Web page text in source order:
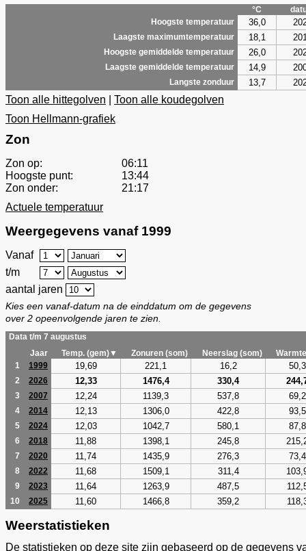
°C
Hoogste temperatuur
36,0
Laagste maximumtemperatuur 18,1
Hoogste gemiddelde temperatuur 26,0
Laagste gemiddelde temperatuur 14,9
Langste zonduur 13,7
Toon alle hittegolven
Toon alle koudegolven
Toon Hellmann-grafiek
Zon
Zon op:
06:11
Hoogste punt:
13:44
Zon onder:
21:17
Actuele temperatuur
Weergegevens vanaf 1999
Vanaf
t/m
aantal jaren
Kies een vanaf-datum na de einddatum om de gegevens
over 2 opeenvolgende jaren te zien.
Data t/m 7 augustus
Jaar
Temp. (gem)▼ Zonuren (som) Neerslag (som)
1
1999 19,69 221,1 16,2 50,3
2 2026 12,33 1476,4 330,4
3 2007 12,24 1139,3 537,8 69,2
4 2014 12,13 1306,0 422,8 93,5
5 2024 12,03 1042,7 580,1 87,8
6 2018 11,88 1398,1 245,8
7 2020 11,74 1435,9 276,3 73,4
8 2022 11,68 1509,1 311,4
9 2023 11,64 1263,9 487,5
10 2025 11,60 1466,8 359,2
Weerstatistieken
De statistieken op deze site zijn gebaseerd op de gegevens